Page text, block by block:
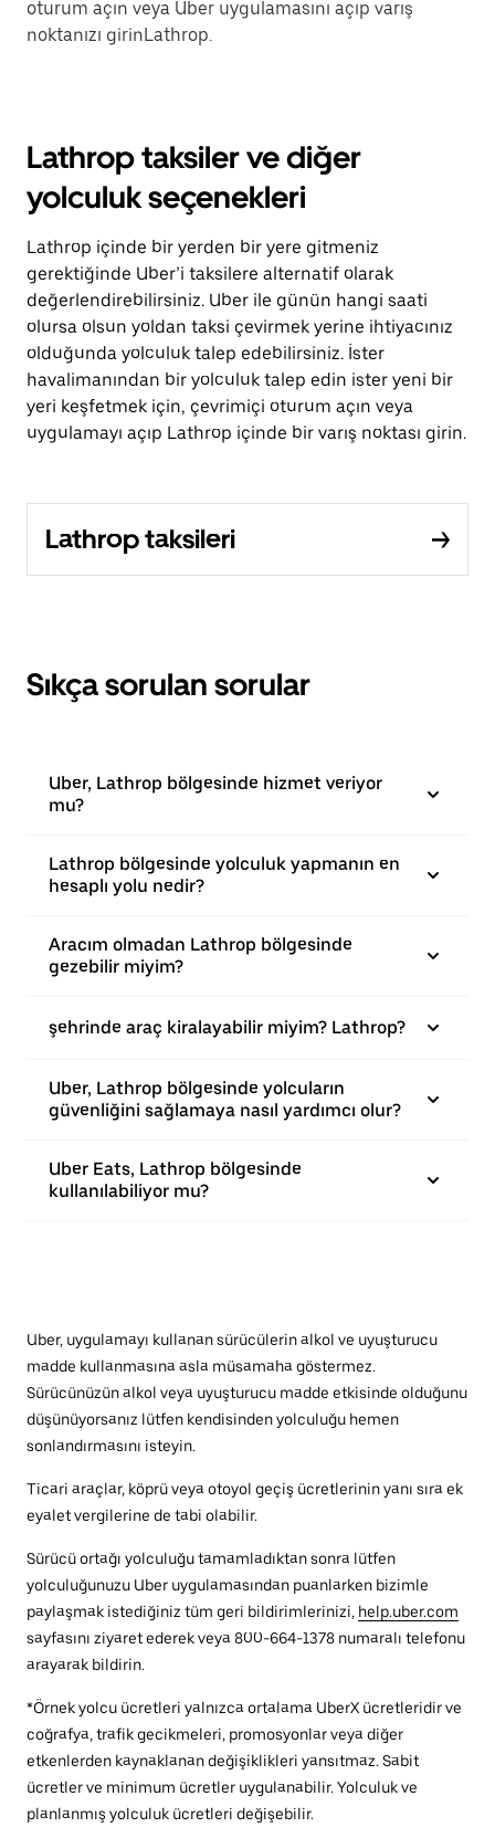
oturum açın veya Uber uygulamasını açıp varış
noktanızı girinLathrop.
Lathrop taksiler ve diğer
yolculuk seçenekleri
Lathrop içinde bir yerden bir yere gitmeniz
gerektiğinde Uber’i taksilere alternatif olarak
değerlendirebilirsiniz. Uber ile günün hangi saati
olursa olsun yoldan taksi çevirmek yerine ihtiyacınız
olduğunda yolculuk talep edebilirsiniz. İster
havalimanından bir yolculuk talep edin ister yeni bir
yeri keşfetmek için, çevrimiçi oturum açın veya
uygulamayı açıp Lathrop içinde bir varış noktası girin.
Lathrop taksileri
Sıkça sorulan sorular
Uber, Lathrop bölgesinde hizmet veriyor
mu?
Lathrop bölgesinde yolculuk yapmanın en
hesaplı yolu nedir?
Aracım olmadan Lathrop bölgesinde
gezebilir miyim?
şehrinde araç kiralayabilir miyim? Lathrop?
Uber, Lathrop bölgesinde yolcuların
güvenliğini sağlamaya nasıl yardımcı olur?
Uber Eats, Lathrop bölgesinde
kullanılabiliyor mu?
Uber, uygulamayı kullanan sürücülerin alkol ve uyuşturucu
madde kullanmasına asla müsamaha göstermez.
Sürücünüzün alkol veya uyuşturucu madde etkisinde olduğunu
düşünüyorsanız lütfen kendisinden yolculuğu hemen
sonlandırmasını isteyin.
Ticari araçlar, köprü veya otoyol geçiş ücretlerinin yanı sıra ek
eyalet vergilerine de tabi olabilir.
Sürücü ortağı yolculuğu tamamladıktan sonra lütfen
yolculuğunuzu Uber uygulamasından puanlarken bizimle
paylaşmak istediğiniz tüm geri bildirimlerinizi, help.uber.com
sayfasını ziyaret ederek veya 800-664-1378 numaralı telefonu
arayarak bildirin.
*Örnek yolcu ücretleri yalnızca ortalama UberX ücretleridir ve
coğrafya, trafik gecikmeleri, promosyonlar veya diğer
etkenlerden kaynaklanan değişiklikleri yansıtmaz. Sabit
ücretler ve minimum ücretler uygulanabilir. Yolculuk ve
planlanmış yolculuk ücretleri değişebilir.